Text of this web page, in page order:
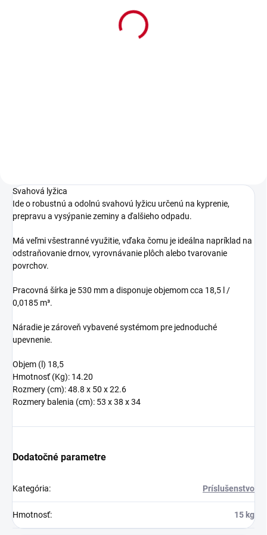
Svahová lyžica
Ide o robustnú a odolnú svahovú lyžicu určenú na kyprenie,
prepravu a vysýpanie zeminy a ďalšieho odpadu.
Má veľmi všestranné využitie, vďaka čomu je ideálna napríklad na
odstraňovanie drnov, vyrovnávanie plôch alebo tvarovanie
povrchov.
Pracovná šírka je 530 mm a disponuje objemom cca 18,5 l /
0,0185 m³.
Náradie je zároveň vybavené systémom pre jednoduché
upevnenie.
Objem (l) 18,5
Hmotnosť (Kg): 14.20
Rozmery (cm): 48.8 x 50 x 22.6
Rozmery balenia (cm): 53 x 38 x 34
Dodatočné parametre
Kategória: Príslušenstvo
Hmotnosť: 15 kg